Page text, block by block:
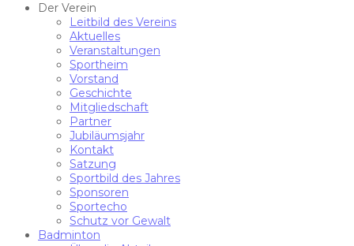
Der Verein
Leitbild des Vereins
Aktuelles
Veranstaltungen
Sportheim
Vorstand
Geschichte
Mitgliedschaft
Partner
Jubiläumsjahr
Kontakt
Satzung
Sportbild des Jahres
Sponsoren
Sportecho
Schutz vor Gewalt
Badminton